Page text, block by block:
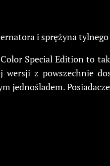
i sprężyna
Special Edition to
wersji z powszechnie
jednośladem.